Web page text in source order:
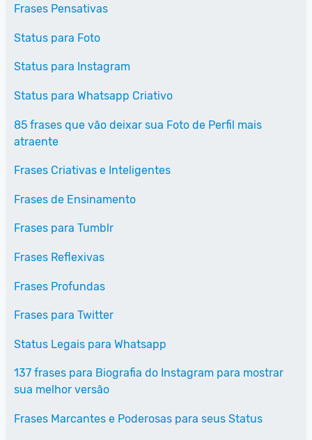
Frases Pensativas
Status para Foto
Status para Instagram
Status para Whatsapp Criativo
85 frases que vão deixar sua Foto de Perfil mais
atraente
Frases Criativas e Inteligentes
Frases de Ensinamento
Frases para Tumblr
Frases Reflexivas
Frases Profundas
Frases para Twitter
Status Legais para Whatsapp
137 frases para Biografia do Instagram para mostrar
sua melhor versão
Frases Marcantes e Poderosas para seus Status